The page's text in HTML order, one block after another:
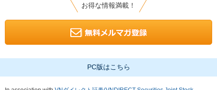
お得な情報満載！
PC版はこちら